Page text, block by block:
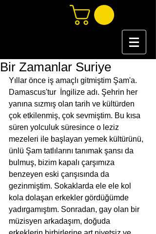
Bir Zamanlar Suriye
Yıllar önce iş amaçlı gitmiştim Şam'a.
Damascus'tur  İngilize adı. Şehrin her
yanına sızmış olan tarih ve kültürden
çok etkilenmiş, çok sevmiştim. Bu kısa
süren yolculuk süresince o leziz
mezeleri ile başlayan yemek kültürünü,
ünlü Şam tatlılarını tanımak şansı da
bulmuş, bizim kapalı çarşımıza
benzeyen eski çarışısında da
gezinmiştim. Sokaklarda ele ele kol
kola dolaşan erkekler gördüğümde
yadırgamıştım. Sonradan, gay olan bir
müzisyen arkadaşım, doğuda